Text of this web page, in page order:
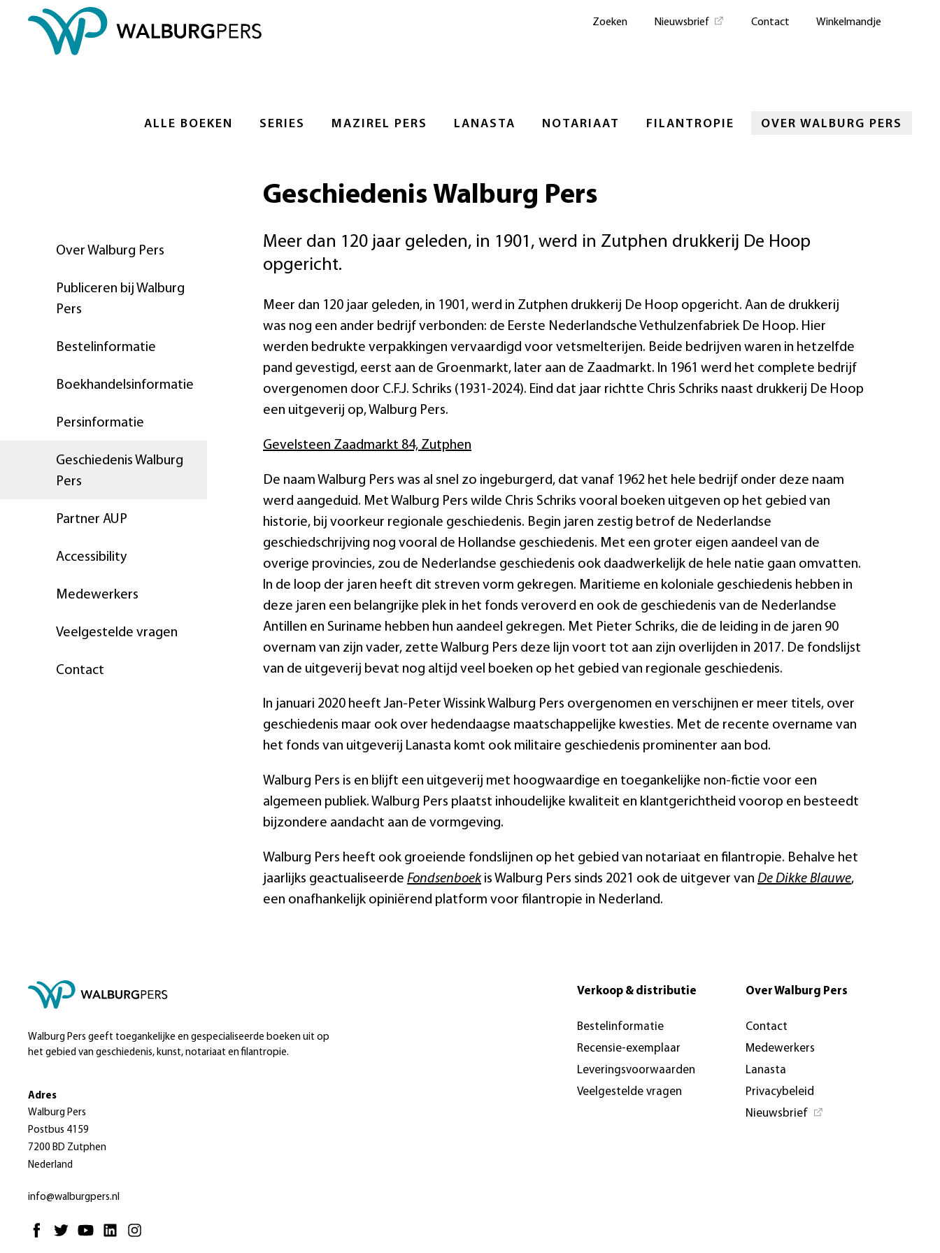
ALLE BOEKEN SERIES MAZIREL PERS LANASTA NOTARIAAT FILANTROPIE OVER WALBURG PERS
Zoeken Nieuwsbrief Contact Winkelmandje
Over Walburg Pers
Publiceren bij Walburg
Pers
Bestelinformatie
Boekhandelsinformatie
Persinformatie
Geschiedenis Walburg
Pers
Partner AUP
Accessibility
Medewerkers
Veelgestelde vragen
Contact
Geschiedenis Walburg Pers
Meer dan 120 jaar geleden, in 1901, werd in Zutphen drukkerij De Hoop
opgericht.
Meer dan 120 jaar geleden, in 1901, werd in Zutphen drukkerij De Hoop opgericht. Aan de drukkerij
was nog een ander bedrijf verbonden: de Eerste Nederlandsche Vethulzenfabriek De Hoop. Hier
werden bedrukte verpakkingen vervaardigd voor vetsmelterijen. Beide bedrijven waren in hetzelfde
pand gevestigd, eerst aan de Groenmarkt, later aan de Zaadmarkt. In 1961 werd het complete bedrijf
overgenomen door C.F.J. Schriks (1931-2024). Eind dat jaar richtte Chris Schriks naast drukkerij De Hoop
een uitgeverij op, Walburg Pers.
Gevelsteen Zaadmarkt 84, Zutphen
De naam Walburg Pers was al snel zo ingeburgerd, dat vanaf 1962 het hele bedrijf onder deze naam
werd aangeduid. Met Walburg Pers wilde Chris Schriks vooral boeken uitgeven op het gebied van
historie, bij voorkeur regionale geschiedenis. Begin jaren zestig betrof de Nederlandse
geschiedschrijving nog vooral de Hollandse geschiedenis. Met een groter eigen aandeel van de
overige provincies, zou de Nederlandse geschiedenis ook daadwerkelijk de hele natie gaan omvatten.
In de loop der jaren heeft dit streven vorm gekregen. Maritieme en koloniale geschiedenis hebben in
deze jaren een belangrijke plek in het fonds veroverd en ook de geschiedenis van de Nederlandse
Antillen en Suriname hebben hun aandeel gekregen. Met Pieter Schriks, die de leiding in de jaren 90
overnam van zijn vader, zette Walburg Pers deze lijn voort tot aan zijn overlijden in 2017. De fondslijst
van de uitgeverij bevat nog altijd veel boeken op het gebied van regionale geschiedenis.
In januari 2020 heeft Jan-Peter Wissink Walburg Pers overgenomen en verschijnen er meer titels, over
geschiedenis maar ook over hedendaagse maatschappelijke kwesties. Met de recente overname van
het fonds van uitgeverij Lanasta komt ook militaire geschiedenis prominenter aan bod.
Walburg Pers is en blijft een uitgeverij met hoogwaardige en toegankelijke non-fictie voor een
algemeen publiek. Walburg Pers plaatst inhoudelijke kwaliteit en klantgerichtheid voorop en besteedt
bijzondere aandacht aan de vormgeving.
Walburg Pers heeft ook groeiende fondslijnen op het gebied van notariaat en filantropie. Behalve het
jaarlijks geactualiseerde Fondsenboekis Walburg Pers sinds 2021 ook de uitgever van De Dikke Blauwe,
een onafhankelijk opiniërend platform voor filantropie in Nederland.
Walburg Pers geeft toegankelijke en gespecialiseerde boeken uit op
het gebied van geschiedenis, kunst, notariaat en filantropie.
Adres
Walburg Pers
Postbus 4159
7200 BD Zutphen
Nederland
info@walburgpers.nl
Verkoop & distributie
Bestelinformatie
Recensie-exemplaar
Leveringsvoorwaarden
Veelgestelde vragen
Over Walburg Pers
Contact
Medewerkers
Lanasta
Privacybeleid
Nieuwsbrief